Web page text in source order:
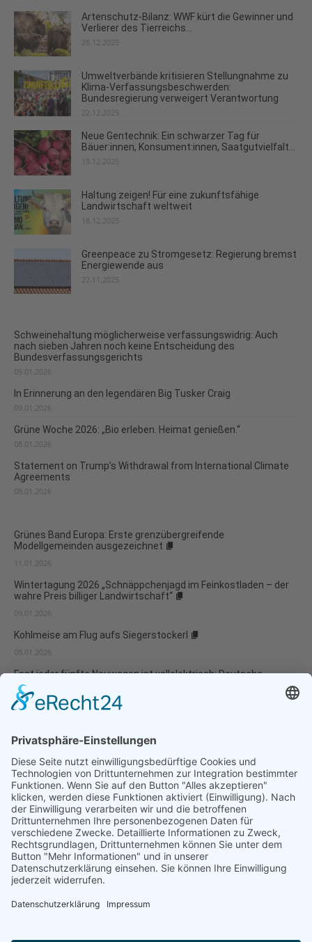
Artenschutz-Bilanz: WWF kürt die Gewinner und
Verlierer des Tierreichs...
28.12.2025
Umweltverbände kritisieren Stellungnahme zu
Klima-Verfassungsbeschwerden:
Bundesregierung verweigert Verantwortung
22.12.2025
Neue Gentechnik: Ein schwarzer Tag für
Bäuer:innen, Konsument:innen, Saatgutvielfalt...
19.12.2025
Haltung zeigen! Für eine zukunftsfähige
Landwirtschaft weltweit
18.12.2025
Greenpeace zu Stromgesetz: Regierung bremst
Energiewende aus
27.11.2025
Schweinehaltung möglicherweise verfassungswidrig: Auch
nach sieben Jahren noch keine Entscheidung des
Bundesverfassungsgerichts
09.01.2026
In Erinnerung an den legendären Big Tusker Craig
09.01.2026
Grüne Woche 2026: „Bio erleben. Heimat genießen.“
08.01.2026
Statement on Trump’s Withdrawal from International Climate
Agreements
08.01.2026
Grünes Band Europa: Erste grenzübergreifende
Modellgemeinden ausgezeichnet
11.01.2026
Wintertagung 2026 „Schnäppchenjagd im Feinkostladen – der
wahre Preis billiger Landwirtschaft“
09.01.2026
Kohlmeise am Flug aufs Siegerstockerl
08.01.2026
Fast jeder fünfte Neuwagen ist vollelektrisch: Deutsche
Umwelthilfe veröffentlicht Verbraucherleitfaden für besonders
umweltverträgliche Modellwahl und...
07.01.2026